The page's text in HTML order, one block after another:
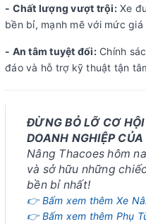
- Chất lượng vượt trội:Xe
bền bỉ, mạnh mẽ với mức
- An tâm tuyệt đối:Chính
đáo và hỗ trợ kỹ thuật tận
ĐỪNG BỎ LỠ CƠ
DOANH NGHIỆP
Nâng Thacoes hôm
và sở hữu những
bền bỉ nhất!
👉 Bấm xem thêm Xe
👉 Bấm xem thêm Phụ